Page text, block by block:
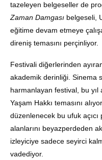
tazeleyen belgeseller de
Zaman Damgası belgeseli,
eğitime devam etmeye
direniş temasını perçinliyor.
Festivali diğerlerinden
akademik derinliği. Sinema
harmanlayan festival, bu yıl
Yaşam Hakkı temasını
düzenlenecek bu ufuk açıcı
alanlarını beyazperdeden
izleyiciye sadece seyirci
vadediyor.